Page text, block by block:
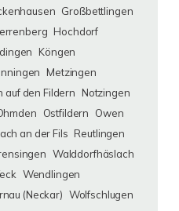
Großbettlingen
Hochdorf
Köngen
Metzingen
auf den Fildern
Notzingen
Ostfildern
Owen
an der Fils Reutlingen
Walddorfhäslach
Wendlingen
(Neckar) Wolfschlugen